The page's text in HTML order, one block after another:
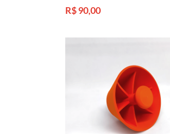
Preço
R$ 90,00